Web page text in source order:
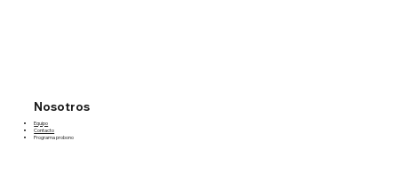
Nosotros
Equipo
Contacto
Programa probono